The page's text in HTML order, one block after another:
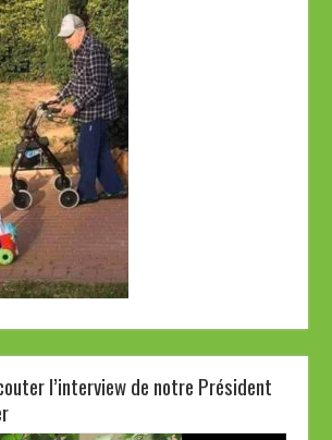
l’interview de notre Président